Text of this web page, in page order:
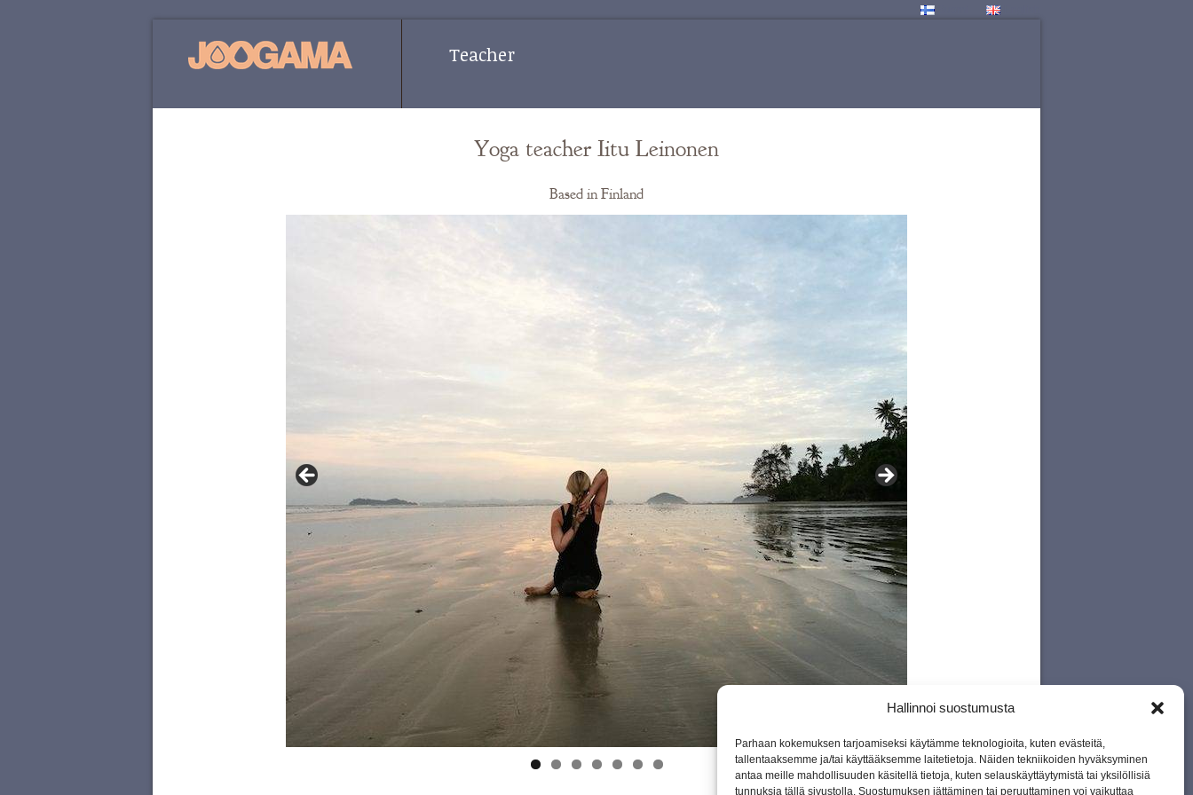
Hallinnoi suostumusta
Parhaan kokemuksen tarjoamiseksi käytämme teknologioita, kuten evästeitä,
tallentaaksemme ja/tai käyttääksemme laitetietoja. Näiden tekniikoiden hyväksyminen
antaa meille mahdollisuuden käsitellä tietoja, kuten selauskäyttäytymistä tai yksilöllisiä
tunnuksia tällä sivustolla. Suostumuksen jättäminen tai peruuttaminen voi vaikuttaa
Teacher
Yoga teacher Iitu Leinonen
Based in Finland